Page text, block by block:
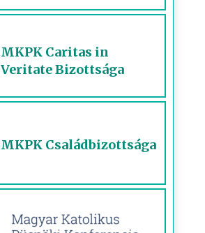
MKPK Caritas in
Veritate Bizottsága
MKPK Családbizottsága